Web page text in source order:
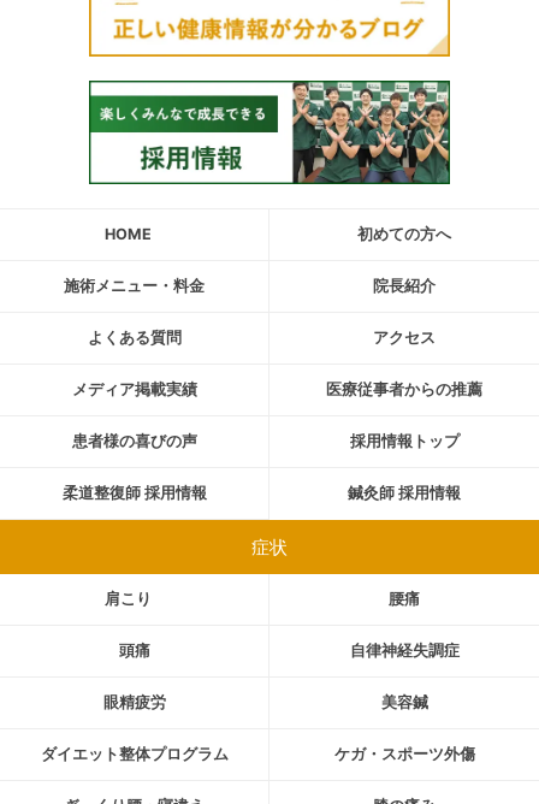
HOME 初めての方へ
施術メニュー・料金 院長紹介
よくある質問 アクセス
メディア掲載実績 医療従事者からの推薦
患者様の喜びの声 採用情報トップ
柔道整復師 採用情報 鍼灸師 採用情報
症状
肩こり 腰痛
頭痛 自律神経失調症
眼精疲労 美容鍼
ダイエット整体プログラム ケガ・スポーツ外傷